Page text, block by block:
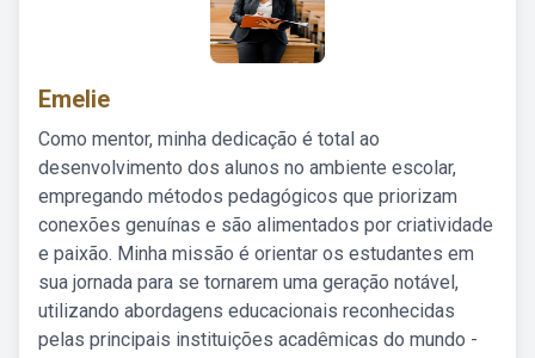
Emelie
Como mentor, minha dedicação é total ao
desenvolvimento dos alunos no ambiente escolar,
empregando métodos pedagógicos que priorizam
conexões genuínas e são alimentados por criatividade
e paixão. Minha missão é orientar os estudantes em
sua jornada para se tornarem uma geração notável,
utilizando abordagens educacionais reconhecidas
pelas principais instituições acadêmicas do mundo -